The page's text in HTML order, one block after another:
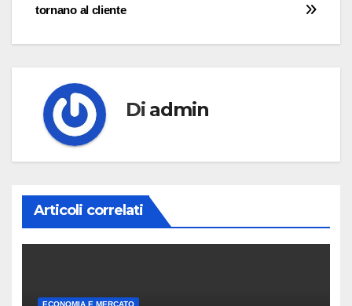
tornano al cliente
Di admin
Articoli correlati